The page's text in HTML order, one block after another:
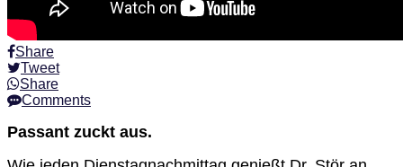
Share
Tweet
Share
Comments
Passant zuckt aus.